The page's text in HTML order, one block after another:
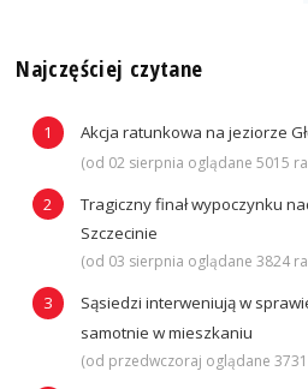
Najczęściej czytane
Akcja ratunkowa na jeziorze
(od 02 sierpnia oglądane 5015
Tragiczny finał wypoczynku
Szczecinie
(od 03 sierpnia oglądane 3824
Sąsiedzi interweniują w
samotnie w mieszkaniu
(od przedwczoraj oglądane